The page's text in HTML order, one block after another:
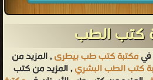
كتب الطب
مكتبة كتب طب بيطرى, المزيد من
كتب الطب البشري, المزيد من كتب